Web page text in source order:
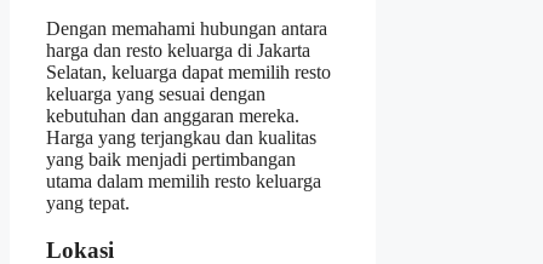
Dengan memahami hubungan antara
harga dan resto keluarga di Jakarta
Selatan, keluarga dapat memilih resto
keluarga yang sesuai dengan
kebutuhan dan anggaran mereka.
Harga yang terjangkau dan kualitas
yang baik menjadi pertimbangan
utama dalam memilih resto keluarga
yang tepat.
Lokasi